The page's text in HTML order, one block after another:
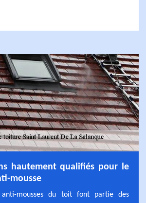
hautement qualifiés pour le
mousse
anti-mousses du toit font partie des